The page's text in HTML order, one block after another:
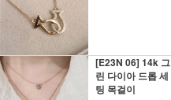
[E23N 06] 14k 그
린 다이아 드롭 세
팅 목걸이